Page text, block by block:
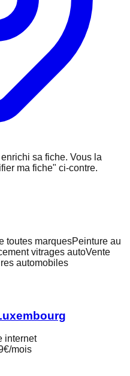
sa fiche. Vous la
ma fiche" ci-contre.
toutes marquesPeinture au
vitrages autoVente
automobiles
internet
mois